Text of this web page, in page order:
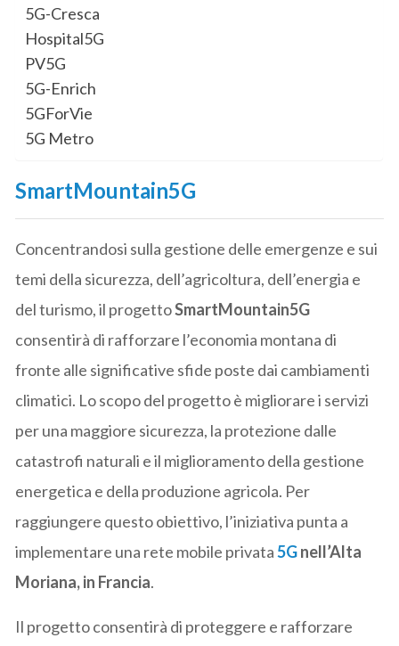
5G-Cresca
Hospital5G
PV5G
5G-Enrich
5GForVie
5G Metro
SmartMountain5G
Concentrandosi sulla gestione delle emergenze e sui
temi della sicurezza, dell’agricoltura, dell’energia e
del turismo, il progettoSmartMountain5G
consentirà di rafforzare l’economia montana di
fronte alle significative sfide poste dai cambiamenti
climatici. Lo scopo del progetto è migliorare i servizi
per una maggiore sicurezza, la protezione dalle
catastrofi naturali e il miglioramento della gestione
energetica e della produzione agricola. Per
raggiungere questo obiettivo, l’iniziativa punta a
implementare una rete mobile privata5Gnell’Alta
Moriana, in Francia.
Il progetto consentirà di proteggere e rafforzare